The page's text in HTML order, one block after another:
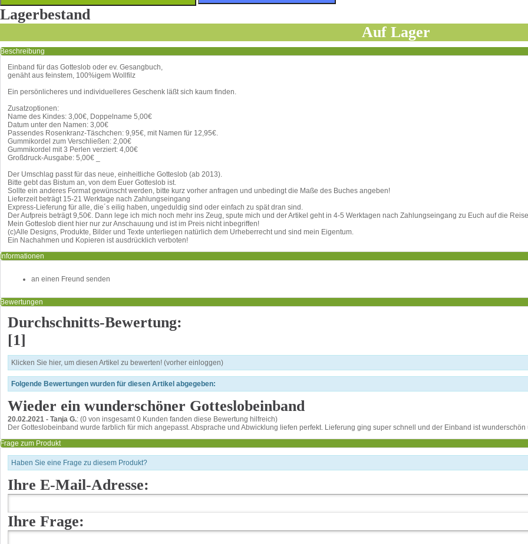
Lagerbestand
Auf Lager
Beschreibung
Einband für das Gotteslob oder ev. Gesangbuch,
genäht aus feinstem, 100%igem Wollfilz
Ein persönlicheres und individuelleres Geschenk läßt sich kaum finden.
Zusatzoptionen:
Name des Kindes: 3,00€, Doppelname 5,00€
Datum unter den Namen: 3,00€
Passendes Rosenkranz-Täschchen: 9,95€, mit Namen für 12,95€.
Gummikordel zum Verschließen: 2,00€
Gummikordel mit 3 Perlen verziert: 4,00€
Großdruck-Ausgabe: 5,00€ _
Der Umschlag passt für das neue, einheitliche Gotteslob (ab 2013).
Bitte gebt das Bistum an, von dem Euer Gotteslob ist.
Sollte ein anderes Format gewünscht werden, bitte kurz vorher anfragen und unbedingt die Maße des Buches angeben!
Lieferzeit beträgt 15-21 Werktage nach Zahlungseingang
Express-Lieferung für alle, die´s eilig haben, ungeduldig sind oder einfach zu spät dran sind.
Der Aufpreis beträgt 9,50€. Dann lege ich mich noch mehr ins Zeug, spute mich und der Artikel geht in 4-5 Werktagen nach Zahlungseingang zu Euch auf die
Mein Gotteslob dient hier nur zur Anschauung und ist im Preis nicht inbegriffen!
(c)Alle Designs, Produkte, Bilder und Texte unterliegen natürlich dem Urheberrecht und sind mein Eigentum.
Ein Nachahmen und Kopieren ist ausdrücklich verboten!
Informationen
an einen Freund senden
Bewertungen
Durchschnitts-Bewertung:
[1]
Klicken Sie hier, um diesen Artikel zu bewerten! (vorher einloggen)
Folgende Bewertungen wurden für diesen Artikel abgegeben:
Wieder ein wunderschöner Gotteslobeinband
20.02.2021 - Tanja G.: (0 von insgesamt 0 Kunden fanden diese Bewertung hilfreich)
Der Gotteslobeinband wurde farblich für mich angepasst. Absprache und Abwicklung liefen perfekt. Lieferung ging super schnell und der Einband ist
Frage zum Produkt
Haben Sie eine Frage zu diesem Produkt?
Ihre E-Mail-Adresse:
Ihre Frage: